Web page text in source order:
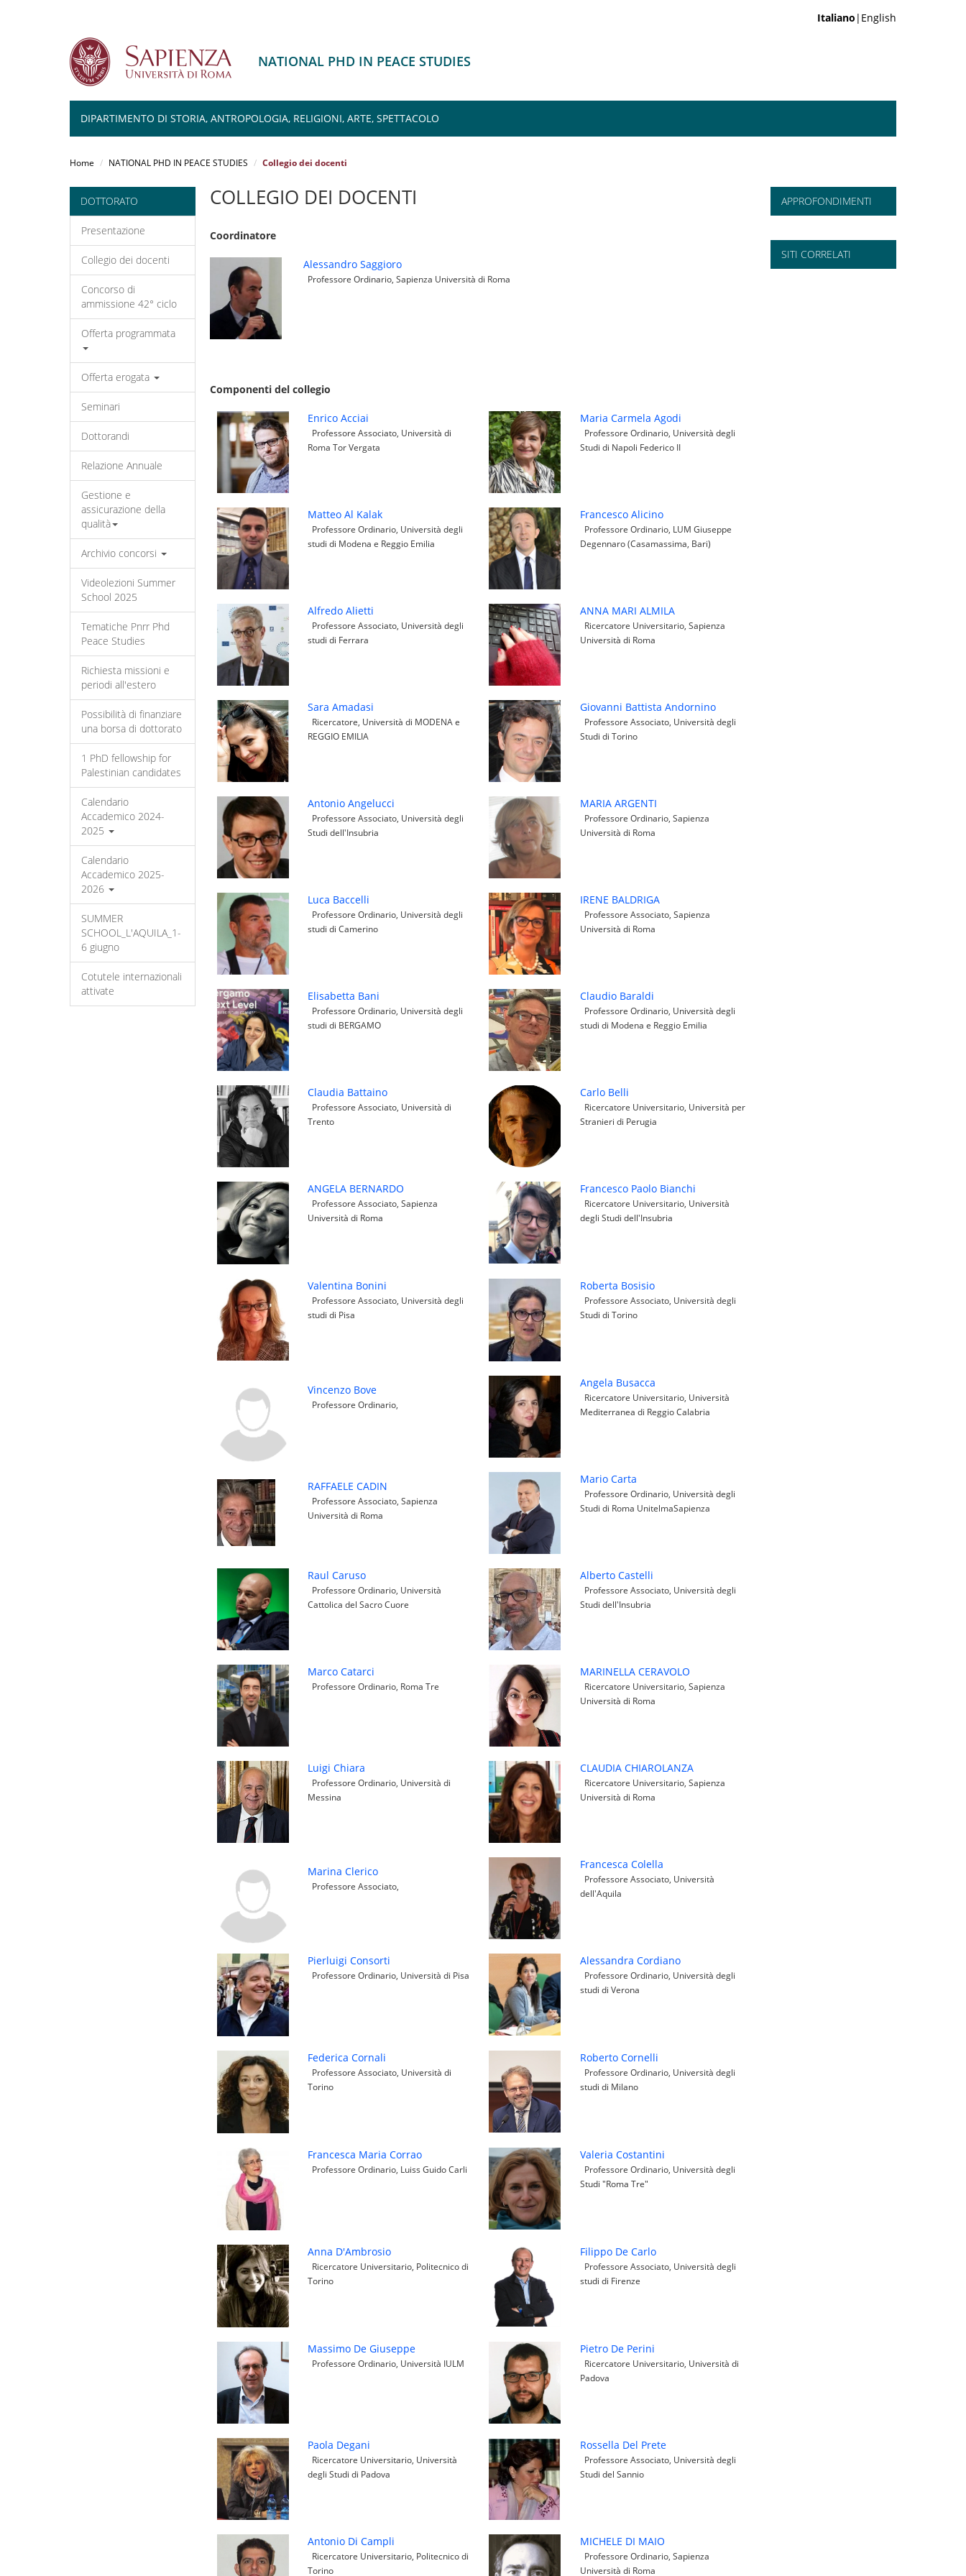
Italiano |English
NATIONAL PHD IN PEACE STUDIES
DIPARTIMENTO DI STORIA, ANTROPOLOGIA, RELIGIONI, ARTE, SPETTACOLO
Home NATIONAL PHD IN PEACE STUDIES Collegio dei docenti
DOTTORATO
Presentazione
Collegio dei docenti
Concorso di
ammissione 42° ciclo
Offerta programmata
Offerta erogata
Seminari
Dottorandi
Relazione Annuale
Gestione e
assicurazione della
qualità
Archivio concorsi
Videolezioni Summer
School 2025
Tematiche Pnrr Phd
Peace Studies
Richiesta missioni e
periodi all'estero
Possibilità di finanziare
una borsa di dottorato
1 PhD fellowship for
Palestinian candidates
Calendario
Accademico 2024-
2025
Calendario
Accademico 2025-
2026
SUMMER
SCHOOL_L'AQUILA_1-
6 giugno
Cotutele internazionali
attivate
COLLEGIO DEI DOCENTI
Coordinatore
Alessandro Saggioro
Professore Ordinario, Sapienza Università di Roma
Componenti del collegio
Enrico Acciai
Professore Associato, Università di
Roma Tor Vergata
Maria Carmela Agodi
Professore Ordinario, Università degli
Studi di Napoli Federico II
Matteo Al Kalak
Professore Ordinario, Università degli
studi di Modena e Reggio Emilia
Francesco Alicino
Professore Ordinario, LUM Giuseppe
Degennaro (Casamassima, Bari)
Alfredo Alietti
Professore Associato, Università degli
studi di Ferrara
ANNA MARI ALMILA
Ricercatore Universitario, Sapienza
Università di Roma
Sara Amadasi
Ricercatore, Università di MODENA e
REGGIO EMILIA
Giovanni Battista Andornino
Professore Associato, Università degli
Studi di Torino
Antonio Angelucci
Professore Associato, Università degli
Studi dell'Insubria
MARIA ARGENTI
Professore Ordinario, Sapienza
Università di Roma
Luca Baccelli
Professore Ordinario, Università degli
studi di Camerino
IRENE BALDRIGA
Professore Associato, Sapienza
Università di Roma
Elisabetta Bani
Professore Ordinario, Università degli
studi di BERGAMO
Claudio Baraldi
Professore Ordinario, Università degli
studi di Modena e Reggio Emilia
Claudia Battaino
Professore Associato, Università di
Trento
Carlo Belli
Ricercatore Universitario, Università per
Stranieri di Perugia
ANGELA BERNARDO
Professore Associato, Sapienza
Università di Roma
Francesco Paolo Bianchi
Ricercatore Universitario, Università
degli Studi dell'Insubria
Valentina Bonini
Professore Associato, Università degli
studi di Pisa
Roberta Bosisio
Professore Associato, Università degli
Studi di Torino
Vincenzo Bove
Professore Ordinario,
Angela Busacca
Ricercatore Universitario, Università
Mediterranea di Reggio Calabria
RAFFAELE CADIN
Professore Associato, Sapienza
Università di Roma
Mario Carta
Professore Ordinario, Università degli
Studi di Roma UnitelmaSapienza
Raul Caruso
Professore Ordinario, Università
Cattolica del Sacro Cuore
Alberto Castelli
Professore Associato, Università degli
Studi dell'Insubria
Marco Catarci
Professore Ordinario, Roma Tre
MARINELLA CERAVOLO
Ricercatore Universitario, Sapienza
Università di Roma
Luigi Chiara
Professore Ordinario, Università di
Messina
CLAUDIA CHIAROLANZA
Ricercatore Universitario, Sapienza
Università di Roma
Marina Clerico
Professore Associato,
Francesca Colella
Professore Associato, Università
dell'Aquila
Pierluigi Consorti
Professore Ordinario, Università di Pisa
Alessandra Cordiano
Professore Ordinario, Università degli
studi di Verona
Federica Cornali
Professore Associato, Università di
Torino
Roberto Cornelli
Professore Ordinario, Università degli
studi di Milano
Francesca Maria Corrao
Professore Ordinario, Luiss Guido Carli
Valeria Costantini
Professore Ordinario, Università degli
Studi "Roma Tre"
Anna D'Ambrosio
Ricercatore Universitario, Politecnico di
Torino
Filippo De Carlo
Professore Associato, Università degli
studi di Firenze
Massimo De Giuseppe
Professore Ordinario, Università IULM
Pietro De Perini
Ricercatore Universitario, Università di
Padova
Paola Degani
Ricercatore Universitario, Università
degli Studi di Padova
Rossella Del Prete
Professore Associato, Università degli
Studi del Sannio
Antonio Di Campli
Ricercatore Universitario, Politecnico di
Torino
MICHELE DI MAIO
Professore Ordinario, Sapienza
Università di Roma
APPROFONDIMENTI
SITI CORRELATI